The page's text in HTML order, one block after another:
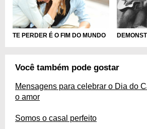
TE PERDER É O FIM DO MUNDO
Você também pode gostar
Mensagens para celebrar o Dia do
o amor
Somos o casal perfeito